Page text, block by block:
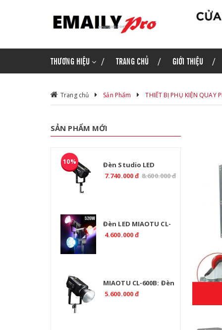
THƯƠNG HIỆU TRANG CHỦ GIỚI THIỆU
Trang chủ Sản Phẩm THIẾT BỊ PHỤ KIỆN QUAY
SẢN PHẨM MỚI
10%
Đèn Studio LED
MIAOTU CL-800B 800W
7.740.000 đ 8.600.000 đ
Đèn LED MIAOTU CL-
500R RGB 520W Chính
4.600.000 đ
MIAOTU CL-600B: Đèn
Studio LED 2700K-
5.600.000 đ